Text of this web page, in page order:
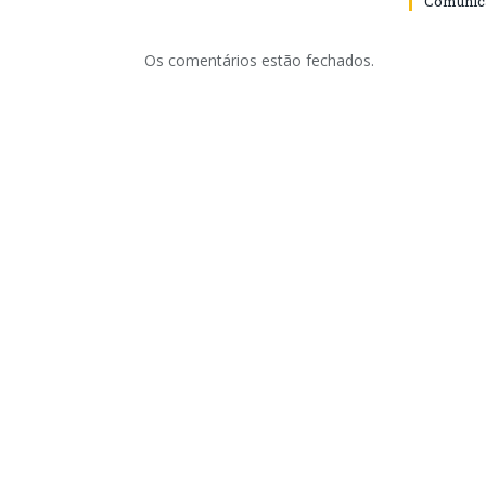
Os comentários estão fechados.